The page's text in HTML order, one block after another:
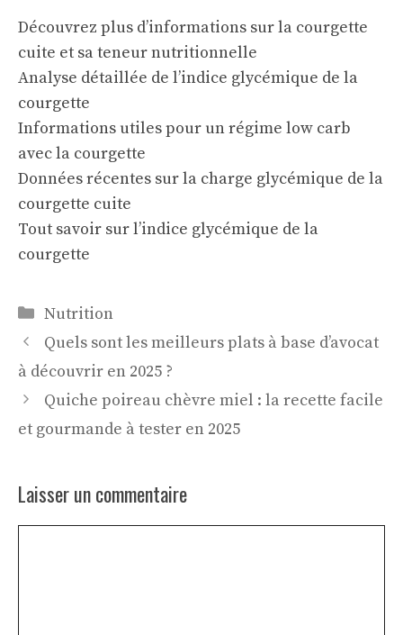
Découvrez plus d’informations sur la courgette
cuite et sa teneur nutritionnelle
Analyse détaillée de l’indice glycémique de la
courgette
Informations utiles pour un régime low carb
avec la courgette
Données récentes sur la charge glycémique de la
courgette cuite
Tout savoir sur l’indice glycémique de la
courgette
Catégories
Nutrition
Quels sont les meilleurs plats à base d’avocat
à découvrir en 2025 ?
Quiche poireau chèvre miel : la recette facile
et gourmande à tester en 2025
Laisser un commentaire